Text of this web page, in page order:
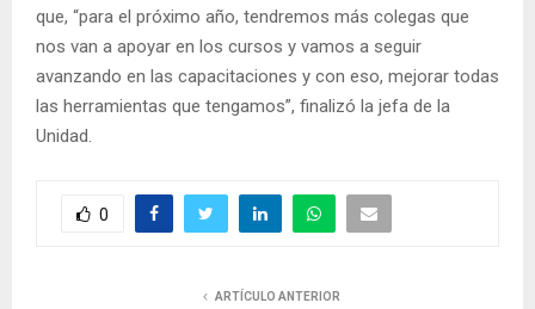
que, “para el próximo año, tendremos más colegas que
nos van a apoyar en los cursos y vamos a seguir
avanzando en las capacitaciones y con eso, mejorar todas
las herramientas que tengamos”, finalizó la jefa de la
Unidad.
0
ARTÍCULO ANTERIOR